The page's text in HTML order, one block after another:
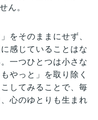
ん。
をそのままにせず、
感じていることはな
一つひとつは小さな
やっと」を取り除く
してみることで、毎
心のゆとりも生まれ